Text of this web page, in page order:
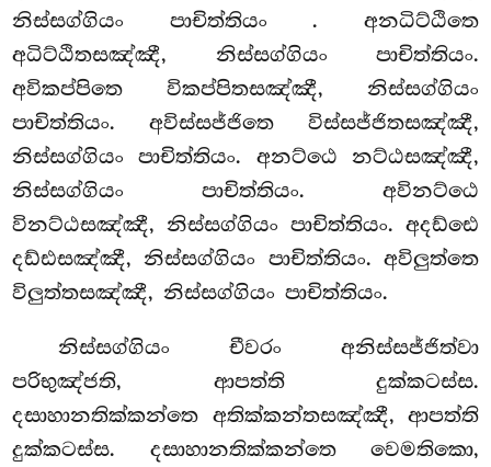
නිස්සග්ගියං පාචිත්තියං. අනධිට්ඨිතෙ
අධිට්ඨිතසඤ්ඤී, නිස්සග්ගියං පාචිත්තියං.
අවිකප්පිතෙ විකප්පිතසඤ්ඤී, නිස්සග්ගියං
පාචිත්තියං. අවිස්සජ්ජිතෙ විස්සජ්ජිතසඤ්ඤී,
නිස්සග්ගියං පාචිත්තියං. අනට්ඨෙ නට්ඨසඤ්ඤී,
නිස්සග්ගියං පාචිත්තියං. අවිනට්ඨෙ
විනට්ඨසඤ්ඤී, නිස්සග්ගියං පාචිත්තියං. අදඩ්ඪෙ
දඩ්ඪසඤ්ඤී, නිස්සග්ගියං පාචිත්තියං. අවිලුත්තෙ
විලුත්තසඤ්ඤී, නිස්සග්ගියං පාචිත්තියං.
නිස්සග්ගියං චීවරං අනිස්සජ්ජිත්වා
පරිභුඤ්ජති, ආපත්ති දුක්කටස්ස.
දසාහානතික්කන්තෙ අතික්කන්තසඤ්ඤී, ආපත්ති
දුක්කටස්ස. දසාහානතික්කන්තෙ වෙමතිකො,